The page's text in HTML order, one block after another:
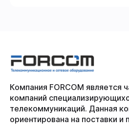
Компания FORCOM является
компаний
телекоммуникаций. Данная
ориентирована на поставки и